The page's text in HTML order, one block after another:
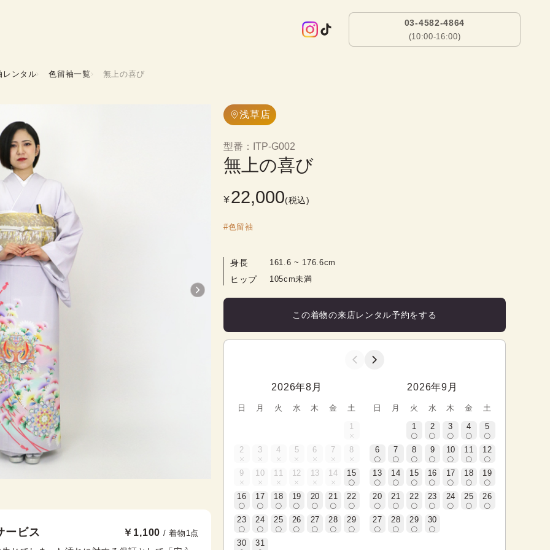
03-4582-4864
(10:00-16:00)
レンタル 色留袖一覧 無上の喜び
ービス ￥1,100 / 着物1点
浅草店
型番 ： ITP-G002
無上の喜び
¥22,000(税込)
#色留袖
身長 161.6 ~ 176.6cm
ヒップ 105cm未満
この着物の来店レンタル予約をする
2026年8月
日 月 火 水 木 金
土
1
2 3 4 5 6 7 8
9 10 11 12 13 14 15
16 17 18 19 20 21 22
23 24 25 26 27 28 29
30 31
2026年9月
日 月 火 水 木 金
土
1
2 3 4 5
6 7 8 9 10 11 12
13 14 15 16 17 18 19
20 21 22 23 24 25 26
27 28 29 30